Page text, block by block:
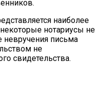
наиболее
нотариусы не
невручения письма
не
свидетельства.